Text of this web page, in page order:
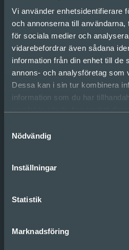
Vi använder enhetsidentifierare
och annonserna till användarna,
för sociala medier och
vidarebefordrar även sådana
information från din enhet till de
annons- och analysföretag som
Dessa kan i sin tur kombinera
information som du har
Nödvändig
Inställningar
Statistik
Marknadsföring
Gäst
Nathalie
Datum
01/09/2022
Sonder — noun.
that each random
living a life as